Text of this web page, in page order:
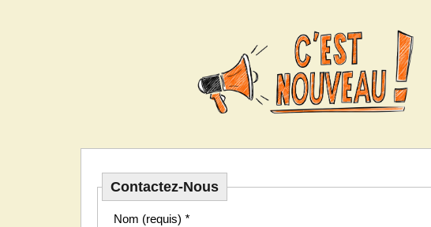
Contactez-Nous
Nom (requis) *